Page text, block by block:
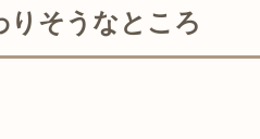
そうなところ